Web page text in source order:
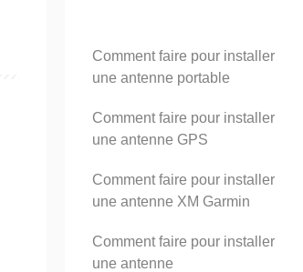
Comment faire pour installer
une antenne portable
Comment faire pour installer
une antenne GPS
Comment faire pour installer
une antenne XM Garmin
Comment faire pour installer
une antenne